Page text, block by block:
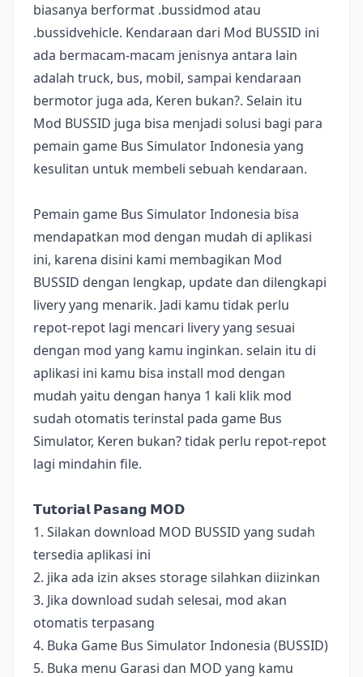
biasanya berformat .bussidmod atau
.bussidvehicle. Kendaraan dari Mod BUSSID ini
ada bermacam-macam jenisnya antara lain
adalah truck, bus, mobil, sampai kendaraan
bermotor juga ada, Keren bukan?. Selain itu
Mod BUSSID juga bisa menjadi solusi bagi para
pemain game Bus Simulator Indonesia yang
kesulitan untuk membeli sebuah kendaraan.
Pemain game Bus Simulator Indonesia bisa
mendapatkan mod dengan mudah di aplikasi
ini, karena disini kami membagikan Mod
BUSSID dengan lengkap, update dan dilengkapi
livery yang menarik. Jadi kamu tidak perlu
repot-repot lagi mencari livery yang sesuai
dengan mod yang kamu inginkan. selain itu di
aplikasi ini kamu bisa install mod dengan
mudah yaitu dengan hanya 1 kali klik mod
sudah otomatis terinstal pada game Bus
Simulator, Keren bukan? tidak perlu repot-repot
lagi mindahin file.
𝗧𝘂𝘁𝗼𝗿𝗶𝗮𝗹 𝗣𝗮𝘀𝗮𝗻𝗴 𝗠𝗢𝗗
1. Silakan download MOD BUSSID yang sudah
tersedia aplikasi ini
2. jika ada izin akses storage silahkan diizinkan
3. Jika download sudah selesai, mod akan
otomatis terpasang
4. Buka Game Bus Simulator Indonesia (BUSSID)
5. Buka menu Garasi dan MOD yang kamu